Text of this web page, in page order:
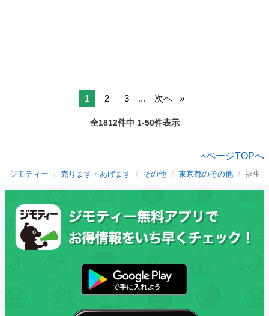
1 2 3 ... 次へ
全1812件中 1-50件表示
ページTOPへ
ジモティー 売ります・あげます その他 東京都のその他 福生